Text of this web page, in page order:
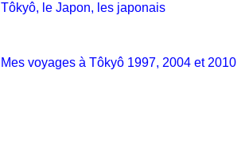
Tôkyô, le Japon, les japonais
Mes voyages à Tôkyô 1997, 2004 et 2010